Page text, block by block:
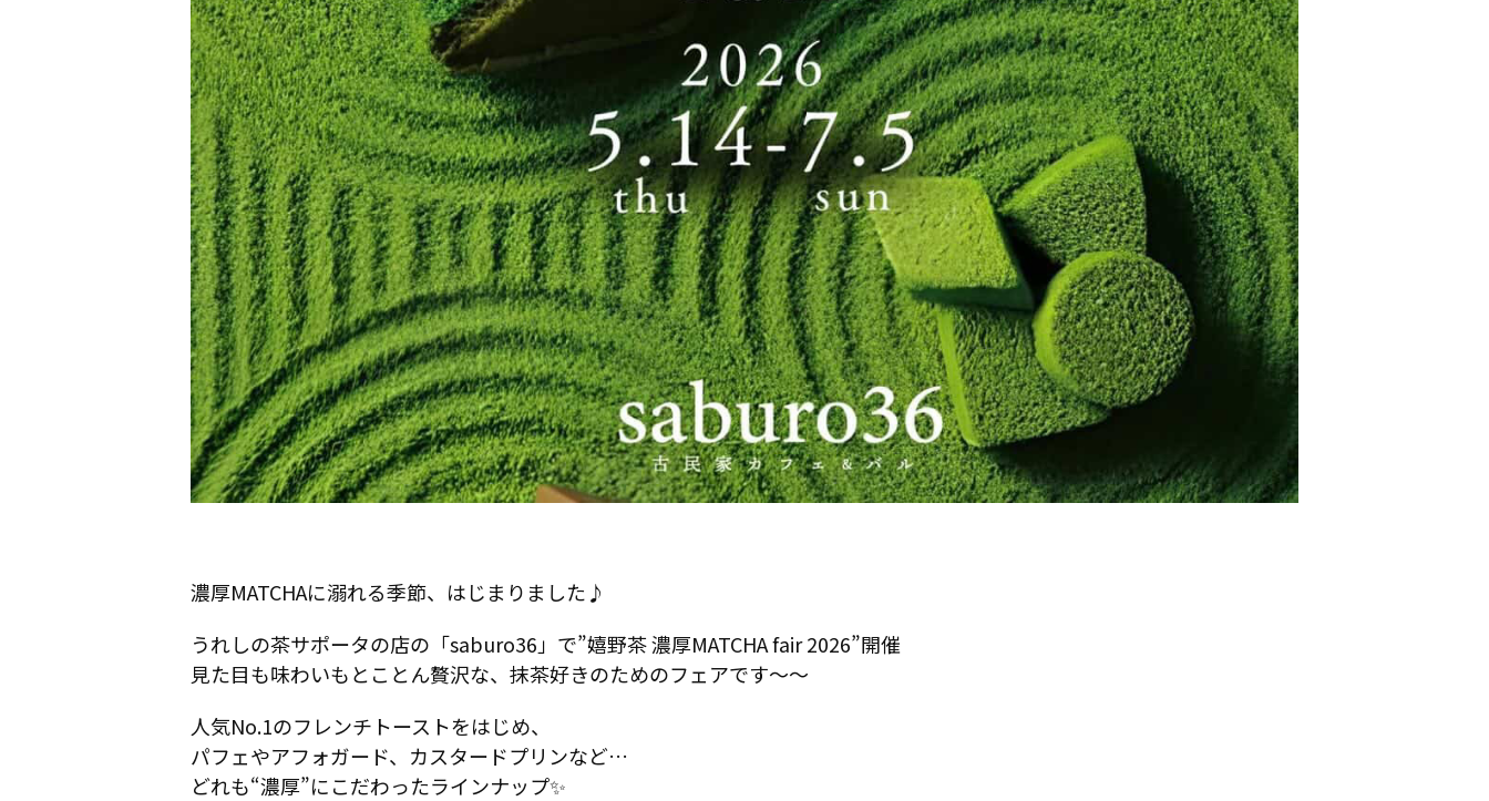
濃厚MATCHAに溺れる季節、はじまりました♪
うれしの茶サポータの店の「saburo36」で”嬉野茶 濃厚MATCHA fair 2026”開催
見た目も味わいもとことん贅沢な、抹茶好きのためのフェアです～～
人気No.1のフレンチトーストをはじめ、
パフェやアフォガード、カスタードプリンなど…
どれも“濃厚”にこだわったラインナップ✨